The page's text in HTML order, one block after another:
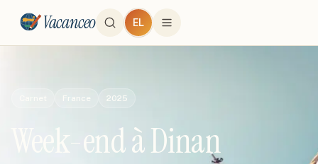
Vacanceo EL
France 2025
Week-end à Dinan